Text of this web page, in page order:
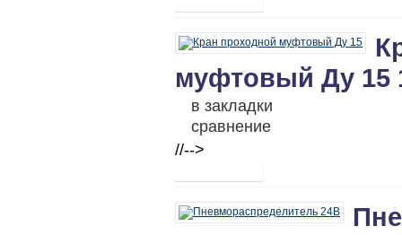
муфтовый Ду 15
в закладки
сравнение
//-->